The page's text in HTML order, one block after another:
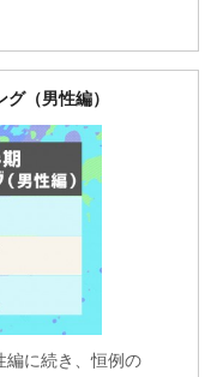
（男性編）
に続き、恒例の